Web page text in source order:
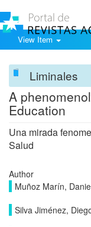
View Item
Liminales
A
Education
Una mirada
Salud
Author
Muñoz Marín,
Silva Jiménez,